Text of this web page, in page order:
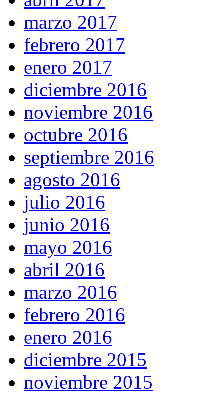
marzo 2017
febrero 2017
enero 2017
diciembre 2016
noviembre 2016
octubre 2016
septiembre 2016
agosto 2016
julio 2016
junio 2016
mayo 2016
abril 2016
marzo 2016
febrero 2016
enero 2016
diciembre 2015
noviembre 2015